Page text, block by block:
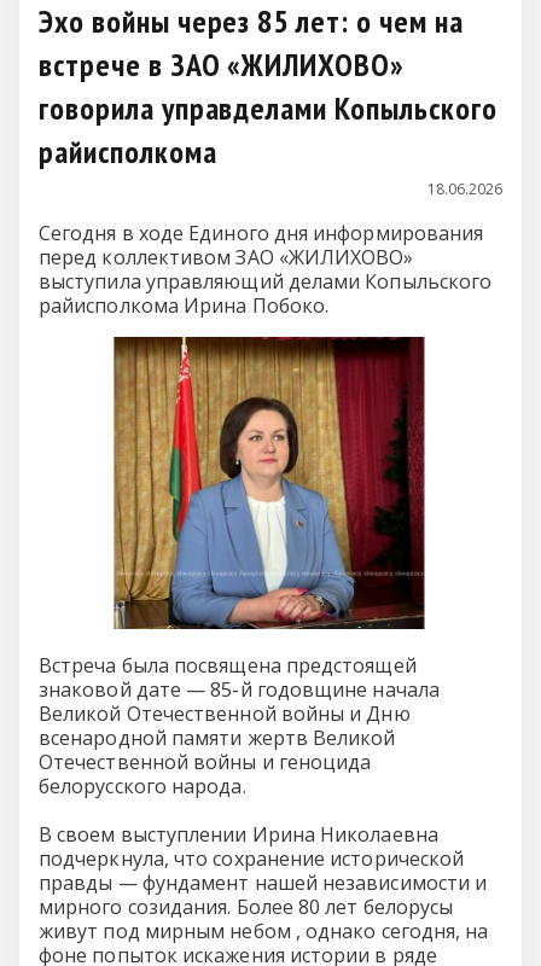
Эхо войны через 85 лет: о чем на
встрече в ЗАО «ЖИЛИХОВО»
говорила управделами Копыльского
райисполкома
18.06.2026
Сегодня в ходе Единого дня информирования
перед коллективом ЗАО «ЖИЛИХОВО»
выступила управляющий делами Копыльского
райисполкома Ирина Побоко.
Встреча была посвящена предстоящей
знаковой дате — 85-й годовщине начала
Великой Отечественной войны и Дню
всенародной памяти жертв Великой
Отечественной войны и геноцида
белорусского народа.
В своем выступлении Ирина Николаевна
подчеркнула, что сохранение исторической
правды — фундамент нашей независимости и
мирного созидания. Более 80 лет белорусы
живут под мирным небом , однако сегодня, на
фоне попыток искажения истории в ряде